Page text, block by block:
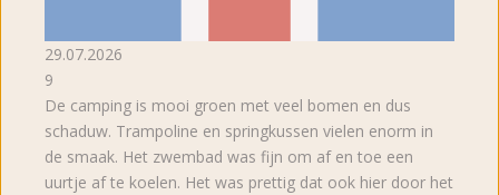
29.07.2026
9
De camping is mooi groen met veel bomen en dus
schaduw. Trampoline en springkussen vielen enorm in
de smaak. Het zwembad was fijn om af en toe een
uurtje af te koelen. Het was prettig dat ook hier door het